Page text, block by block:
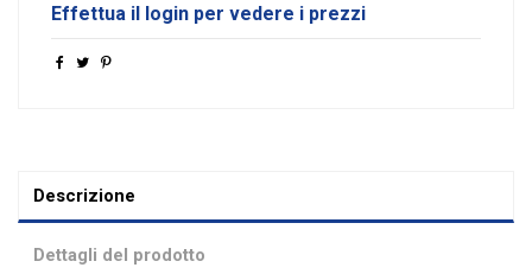
Effettua il login per vedere i prezzi
Descrizione
Dettagli del prodotto